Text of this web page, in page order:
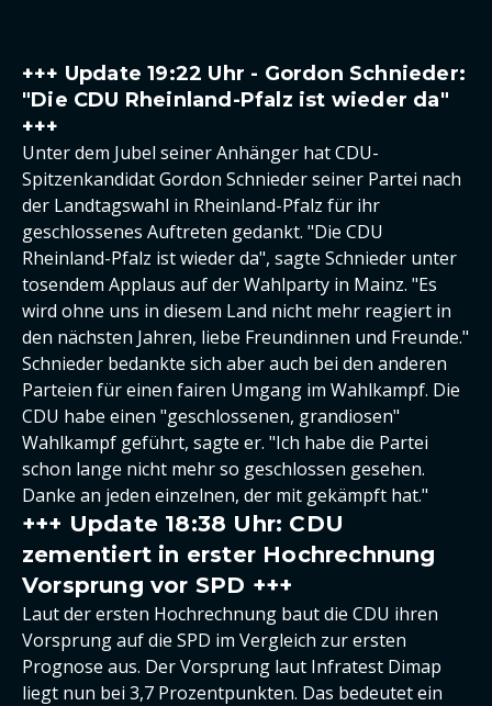
+++ Update 19:22 Uhr - Gordon Schnieder:
"Die CDU Rheinland-Pfalz ist wieder da"
+++
Unter dem Jubel seiner Anhänger hat CDU-
Spitzenkandidat Gordon Schnieder seiner Partei nach
der Landtagswahl in Rheinland-Pfalz für ihr
geschlossenes Auftreten gedankt. "Die CDU
Rheinland-Pfalz ist wieder da", sagte Schnieder unter
tosendem Applaus auf der Wahlparty in Mainz. "Es
wird ohne uns in diesem Land nicht mehr reagiert in
den nächsten Jahren, liebe Freundinnen und Freunde."
Schnieder bedankte sich aber auch bei den anderen
Parteien für einen fairen Umgang im Wahlkampf. Die
CDU habe einen "geschlossenen, grandiosen"
Wahlkampf geführt, sagte er. "Ich habe die Partei
schon lange nicht mehr so geschlossen gesehen.
Danke an jeden einzelnen, der mit gekämpft hat."
+++ Update 18:38 Uhr: CDU
zementiert in erster Hochrechnung
Vorsprung vor SPD +++
Laut der ersten Hochrechnung baut die CDU ihren
Vorsprung auf die SPD im Vergleich zur ersten
Prognose aus. Der Vorsprung laut Infratest Dimap
liegt nun bei 3,7 Prozentpunkten. Das bedeutet ein